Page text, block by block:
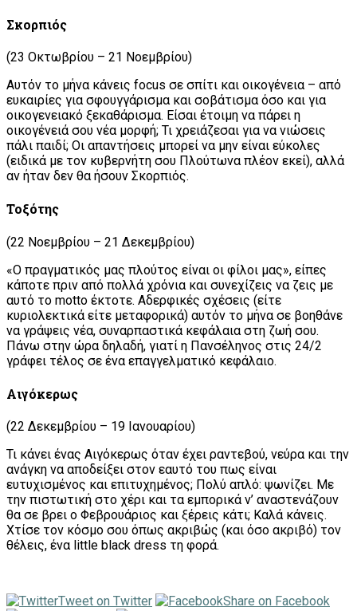
Σκορπιός
(23 Οκτωβρίου – 21 Νοεμβρίου)
Αυτόν το μήνα κάνεις focus σε σπίτι και οικογένεια – από
ευκαιρίες για σφουγγάρισμα και σοβάτισμα όσο και για
οικογενειακό ξεκαθάρισμα. Είσαι έτοιμη να πάρει η
οικογένειά σου νέα μορφή; Τι χρειάζεσαι για να νιώσεις
πάλι παιδί; Οι απαντήσεις μπορεί να μην είναι εύκολες
(ειδικά με τον κυβερνήτη σου Πλούτωνα πλέον εκεί), αλλά
αν ήταν δεν θα ήσουν Σκορπιός.
Τοξότης
(22 Νοεμβρίου – 21 Δεκεμβρίου)
«Ο πραγματικός μας πλούτος είναι οι φίλοι μας», είπες
κάποτε πριν από πολλά χρόνια και συνεχίζεις να ζεις με
αυτό το motto έκτοτε. Αδερφικές σχέσεις (είτε
κυριολεκτικά είτε μεταφορικά) αυτόν το μήνα σε βοηθάνε
να γράψεις νέα, συναρπαστικά κεφάλαια στη ζωή σου.
Πάνω στην ώρα δηλαδή, γιατί η Πανσέληνος στις 24/2
γράφει τέλος σε ένα επαγγελματικό κεφάλαιο.
Αιγόκερως
(22 Δεκεμβρίου – 19 Ιανουαρίου)
Τι κάνει ένας Αιγόκερως όταν έχει ραντεβού, νεύρα και την
ανάγκη να αποδείξει στον εαυτό του πως είναι
ευτυχισμένος και επιτυχημένος; Πολύ απλό: ψωνίζει. Με
την πιστωτική στο χέρι και τα εμπορικά ν’ αναστενάζουν
θα σε βρει ο Φεβρουάριος και ξέρεις κάτι; Καλά κάνεις.
Χτίσε τον κόσμο σου όπως ακριβώς (και όσο ακριβό) τον
θέλεις, ένα little black dress τη φορά.
Tweet on Twitter
Share on Facebook